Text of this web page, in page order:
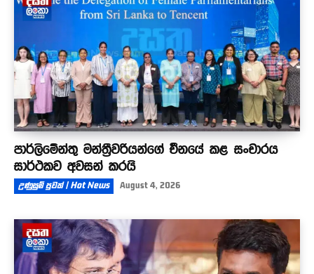
පාර්ලිමේන්තු මන්ත්‍රීවරියන්ගේ චීනයේ කළ සංචාරය
සාර්ථකව අවසන් කරයි
උණුසුම් පුවත් | Hot News August 4, 2026